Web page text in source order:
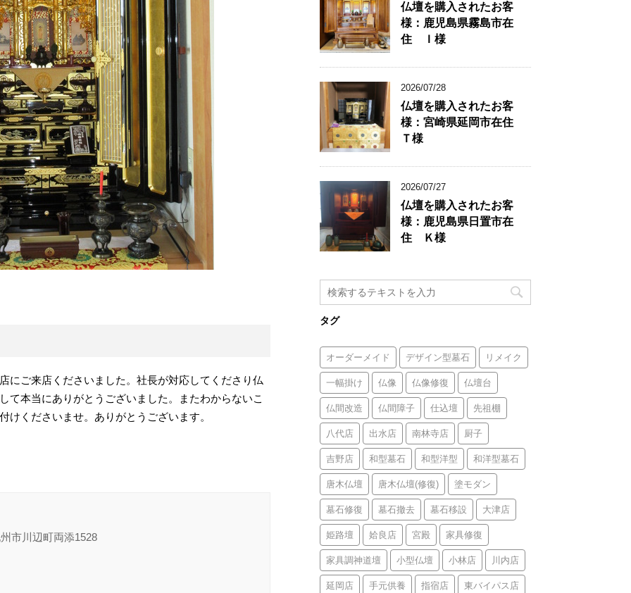
にご来店くださいました。社長が対応してくださり仏
て本当にありがとうございました。またわからないこ
けくださいませ。ありがとうございます。
市川辺町両添1528
仏壇を購入されたお客
様：鹿児島県霧島市在
住 Ｉ様
2026/07/28
仏壇を購入されたお客
様：宮崎県延岡市在住
Ｔ様
2026/07/27
仏壇を購入されたお客
様：鹿児島県日置市在
住 Ｋ様
タグ
オーダーメイド デザイン型墓石 リメイク
一幅掛け 仏像 仏像修復 仏壇台
仏間改造 仏間障子 仕込壇 先祖棚
八代店 出水店 南林寺店 厨子
吉野店 和型墓石 和型洋型 和洋型墓石
唐木仏壇 唐木仏壇(修復) 塗モダン
墓石修復 墓石撤去 墓石移設 大津店
姫路壇 姶良店 宮殿 家具修復
家具調神道壇 小型仏壇 小林店 川内店
延岡店 手元供養 指宿店 東バイパス店